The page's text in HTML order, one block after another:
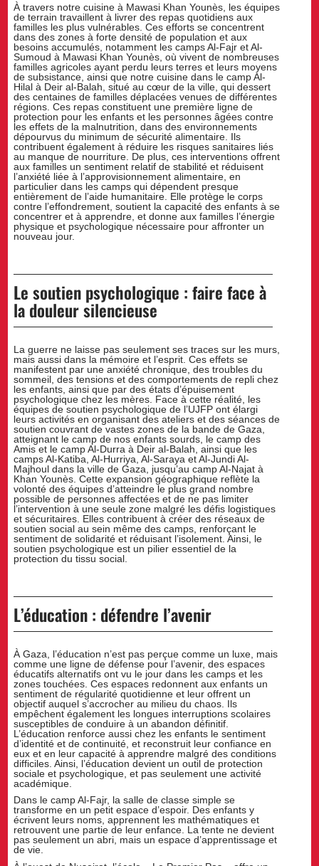
À travers notre cuisine à Mawasi Khan Younès, les équipes
de terrain travaillent à livrer des repas quotidiens aux
familles les plus vulnérables. Ces efforts se concentrent
dans des zones à forte densité de population et aux
besoins accumulés, notamment les camps Al-Fajr et Al-
Sumoud à Mawasi Khan Younès, où vivent de nombreuses
familles agricoles ayant perdu leurs terres et leurs moyens
de subsistance, ainsi que notre cuisine dans le camp Al-
Hilal à Deir al-Balah, situé au cœur de la ville, qui dessert
des centaines de familles déplacées venues de différentes
régions. Ces repas constituent une première ligne de
protection pour les enfants et les personnes âgées contre
les effets de la malnutrition, dans des environnements
dépourvus du minimum de sécurité alimentaire. Ils
contribuent également à réduire les risques sanitaires liés
au manque de nourriture. De plus, ces interventions offrent
aux familles un sentiment relatif de stabilité et réduisent
l’anxiété liée à l’approvisionnement alimentaire, en
particulier dans les camps qui dépendent presque
entièrement de l’aide humanitaire. Elle protège le corps
contre l’effondrement, soutient la capacité des enfants à se
concentrer et à apprendre, et donne aux familles l’énergie
physique et psychologique nécessaire pour affronter un
nouveau jour.
Le soutien psychologique : faire face à
la douleur silencieuse
La guerre ne laisse pas seulement ses traces sur les murs,
mais aussi dans la mémoire et l’esprit. Ces effets se
manifestent par une anxiété chronique, des troubles du
sommeil, des tensions et des comportements de repli chez
les enfants, ainsi que par des états d’épuisement
psychologique chez les mères. Face à cette réalité, les
équipes de soutien psychologique de l’UJFP ont élargi
leurs activités en organisant des ateliers et des séances de
soutien couvrant de vastes zones de la bande de Gaza,
atteignant le camp de nos enfants sourds, le camp des
Amis et le camp Al-Durra à Deir al-Balah, ainsi que les
camps Al-Katiba, Al-Hurriya, Al-Saraya et Al-Jundi Al-
Majhoul dans la ville de Gaza, jusqu’au camp Al-Najat à
Khan Younès. Cette expansion géographique reflète la
volonté des équipes d’atteindre le plus grand nombre
possible de personnes affectées et de ne pas limiter
l’intervention à une seule zone malgré les défis logistiques
et sécuritaires. Elles contribuent à créer des réseaux de
soutien social au sein même des camps, renforçant le
sentiment de solidarité et réduisant l’isolement. Ainsi, le
soutien psychologique est un pilier essentiel de la
protection du tissu social.
L’éducation : défendre l’avenir
À Gaza, l’éducation n’est pas perçue comme un luxe, mais
comme une ligne de défense pour l’avenir, des espaces
éducatifs alternatifs ont vu le jour dans les camps et les
zones touchées. Ces espaces redonnent aux enfants un
sentiment de régularité quotidienne et leur offrent un
objectif auquel s’accrocher au milieu du chaos. Ils
empêchent également les longues interruptions scolaires
susceptibles de conduire à un abandon définitif.
L’éducation renforce aussi chez les enfants le sentiment
d’identité et de continuité, et reconstruit leur confiance en
eux et en leur capacité à apprendre malgré des conditions
difficiles. Ainsi, l’éducation devient un outil de protection
sociale et psychologique, et pas seulement une activité
académique.
Dans le camp Al-Fajr, la salle de classe simple se
transforme en un petit espace d’espoir. Des enfants y
écrivent leurs noms, apprennent les mathématiques et
retrouvent une partie de leur enfance. La tente ne devient
pas seulement un abri, mais un espace d’apprentissage et
de vie.